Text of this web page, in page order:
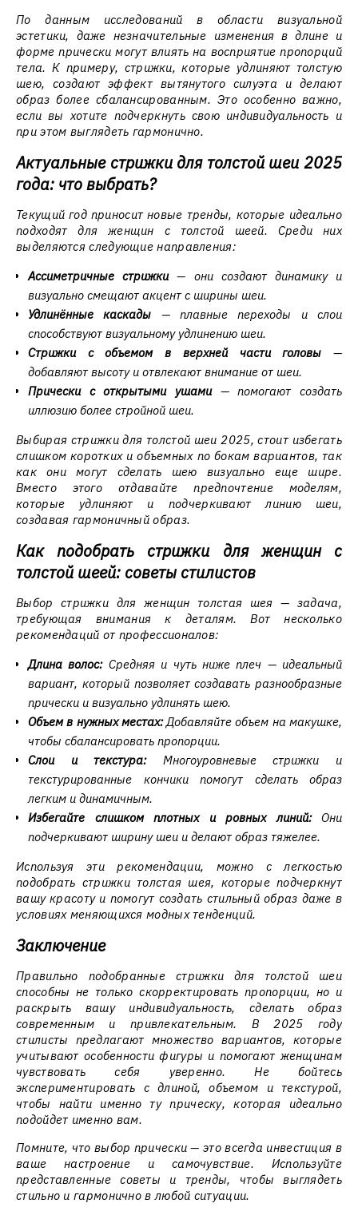
По данным исследований в области визуальной
эстетики, даже незначительные изменения в длине и
форме прически могут влиять на восприятие пропорций
тела. К примеру, стрижки, которые удлиняют толстую
шею, создают эффект вытянутого силуэта и делают
образ более сбалансированным. Это особенно важно,
если вы хотите подчеркнуть свою индивидуальность и
при этом выглядеть гармонично.
Актуальные стрижки для толстой шеи 2025
года: что выбрать?
Текущий год приносит новые тренды, которые идеально
подходят для женщин с толстой шеей. Среди них
выделяются следующие направления:
Ассиметричные стрижки— они создают динамику и
визуально смещают акцент с ширины шеи.
Удлинённые каскады — плавные переходы и слои
способствуют визуальному удлинению шеи.
Стрижки с объемом в верхней части головы —
добавляют высоту и отвлекают внимание от шеи.
Прически с открытыми ушами— помогают создать
иллюзию более стройной шеи.
Выбирая стрижки для толстой шеи 2025, стоит избегать
слишком коротких и объемных по бокам вариантов, так
как они могут сделать шею визуально еще шире.
Вместо этого отдавайте предпочтение моделям,
которые удлиняют и подчеркивают линию шеи,
создавая гармоничный образ.
Как подобрать стрижки для женщин с
толстой шеей: советы стилистов
Выбор стрижки для женщин толстая шея — задача,
требующая внимания к деталям. Вот несколько
рекомендаций от профессионалов:
Длина волос:Средняя и чуть ниже плеч — идеальный
вариант, который позволяет создавать разнообразные
прически и визуально удлинять шею.
Объем в нужных местах:Добавляйте объем на макушке,
чтобы сбалансировать пропорции.
Слои и текстура:Многоуровневые стрижки и
текстурированные кончики помогут сделать образ
легким и динамичным.
Избегайте слишком плотных и ровных линий:Они
подчеркивают ширину шеи и делают образ тяжелее.
Используя эти рекомендации, можно с легкостью
подобрать стрижки толстая шея, которые подчеркнут
вашу красоту и помогут создать стильный образ даже в
условиях меняющихся модных тенденций.
Заключение
Правильно подобранные стрижки для толстой шеи
способны не только скорректировать пропорции, но и
раскрыть вашу индивидуальность, сделать образ
современным и привлекательным. В 2025 году
стилисты предлагают множество вариантов, которые
учитывают особенности фигуры и помогают женщинам
чувствовать себя уверенно. Не бойтесь
экспериментировать с длиной, объемом и текстурой,
чтобы найти именно ту прическу, которая идеально
подойдет именно вам.
Помните, что выбор прически — это всегда инвестиция в
ваше настроение и самочувствие. Используйте
представленные советы и тренды, чтобы выглядеть
стильно и гармонично в любой ситуации.